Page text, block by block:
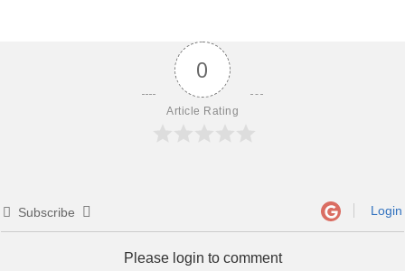
0
Article Rating
Subscribe Login
Please login to comment